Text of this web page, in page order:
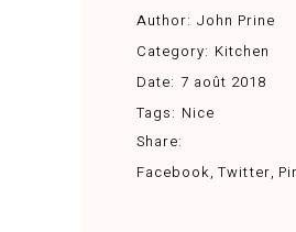
Author: John Prine
Category: Kitchen
Date: 7 août 2018
Tags: Nice
Share:
Facebook Twitter